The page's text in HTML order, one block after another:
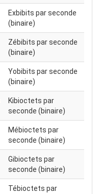
Exbibits par seconde
(binaire)
Zébibits par seconde
(binaire)
Yobibits par seconde
(binaire)
Kibioctets par
seconde (binaire)
Mébioctets par
seconde (binaire)
Gibioctets par
seconde (binaire)
Tébioctets par